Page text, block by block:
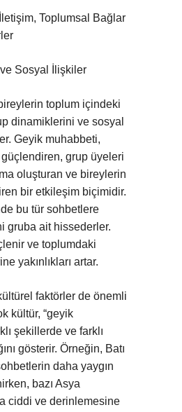
Toplumsal Bağlar
Sosyal İlişkiler
toplum içindeki
dinamiklerini ve sosyal
Geyik muhabbeti,
grup üyeleri
oluşturan ve bireylerin
bir etkileşim biçimidir.
bu tür sohbetlere
gruba ait hissederler.
ve toplumdaki
yakınlıkları artar.
faktörler de önemli
kültür, “geyik
şekillerde ve farklı
gösterir. Örneğin, Batı
daha yaygın
bazı Asya
ciddi ve derinlemesine